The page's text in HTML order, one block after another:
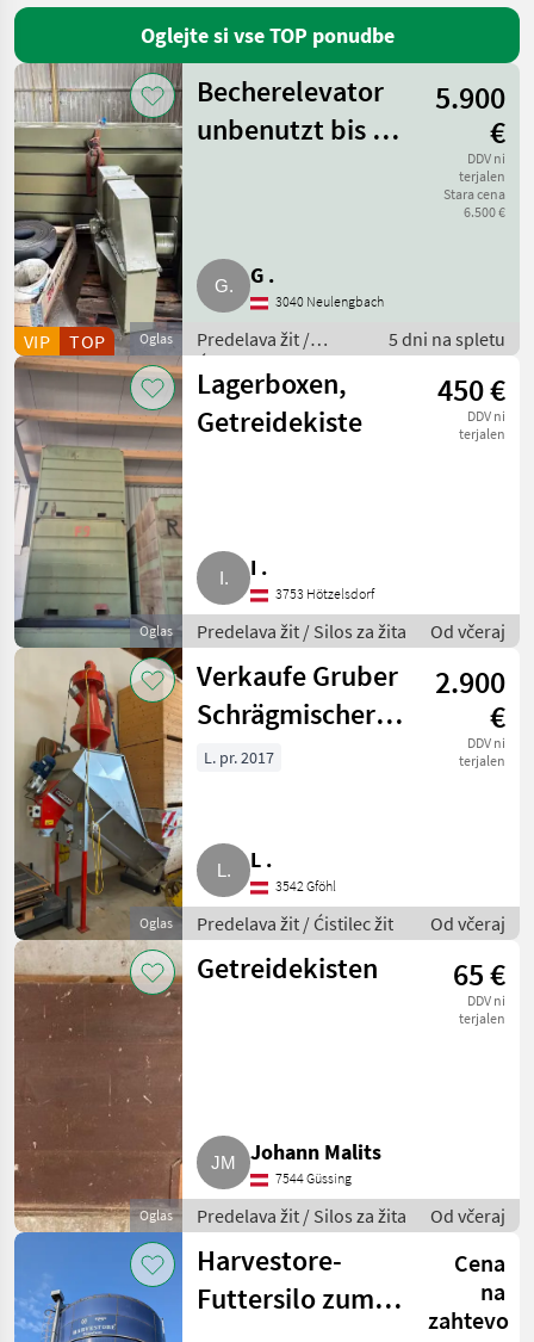
Gruber
Petkus
Aeromeh
Voran
Epple
Ley
Mus
Max
Agrosaw
CBlower-
Buchmann
Pokaži
vse
MARKETPLACE
Marketplace
Ponudbe
trgovcev
Mali
oglasi
Oglejte si vse TOP ponudbe
Oglas
VIP TOP
Becherelevator
unbenutzt bis 18
5.900
€
DDV ni
terjalen
Stara cena
6.500 €
G .
3040 Neulengbach
Predelava žit /
Ćistilec žit
5 dni na spletu
Oglas
Lagerboxen,
Getreidekiste
450 €
DDV ni
terjalen
I .
3753 Hötzelsdorf
Predelava žit / Silos za žita Od včeraj
Oglas
Verkaufe Gruber
Schrägmischer
mit Gruber
2.900
€
DDV ni
terjalen
L. pr. 2017
L .
3542 Gföhl
Predelava žit / Ćistilec žit Od včeraj
Oglas
Getreidekisten 65 €
DDV ni
terjalen
Johann Malits
7544 Güssing
Predelava žit / Silos za žita Od včeraj
Harvestore-
Futtersilo zum
Cena
na
zahtevo